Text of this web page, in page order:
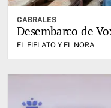
CABRALES
Desembarco de
EL FIELATO Y EL NORA